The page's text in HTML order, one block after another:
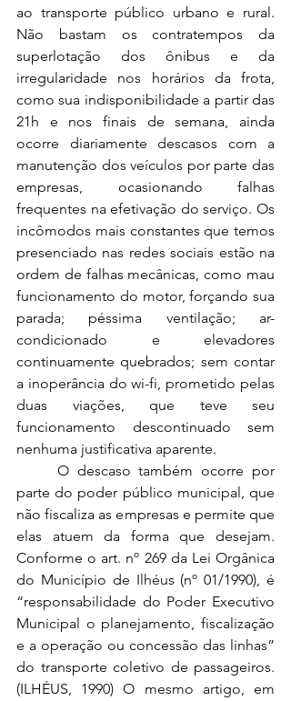
ao transporte público urbano e rural.
Não bastam os contratempos da
superlotação dos ônibus e da
irregularidade nos horários da frota,
como sua indisponibilidade a partir das
21h e nos finais de semana, ainda
ocorre diariamente descasos com a
manutenção dos veículos por parte das
empresas, ocasionando falhas
frequentes na efetivação do serviço. Os
incômodos mais constantes que temos
presenciado nas redes sociais estão na
ordem de falhas mecânicas, como mau
funcionamento do motor, forçando sua
parada; péssima ventilação; ar-
condicionado e elevadores
continuamente quebrados; sem contar
a inoperância do wi-fi, prometido pelas
duas viações, que teve seu
funcionamento descontinuado sem
nenhuma justificativa aparente.
parte do poder público municipal, que
não fiscaliza as empresas e permite que
elas atuem da forma que desejam.
Conforme o art. nº 269 da Lei Orgânica
do Município de Ilhéus (nº 01/1990), é
“responsabilidade do Poder Executivo
Municipal o planejamento, fiscalização
e a operação ou concessão das linhas”
do transporte coletivo de passageiros.
(ILHÉUS, 1990) O mesmo artigo, em